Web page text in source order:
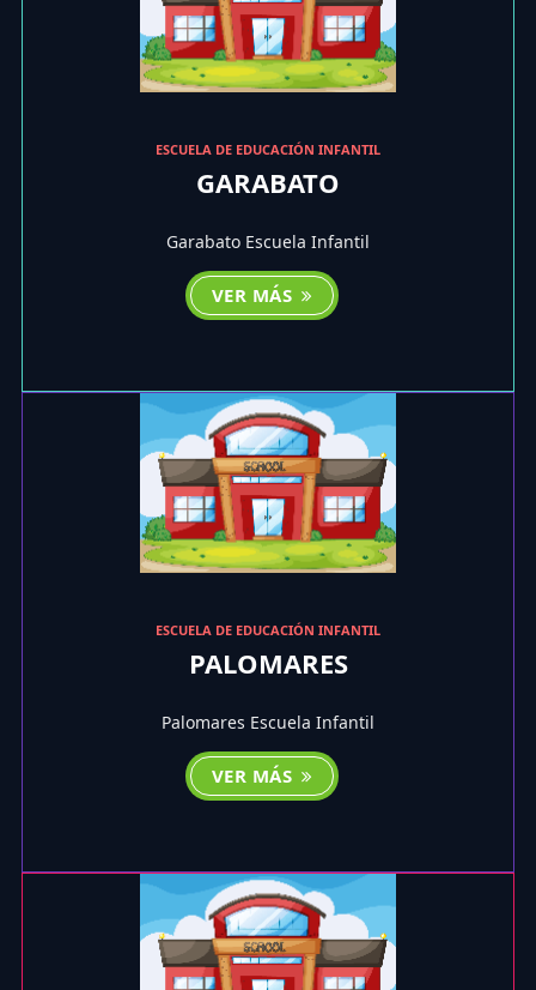
ESCUELA DE EDUCACIÓN INFANTIL
GARABATO
Garabato Escuela Infantil
VER MÁS
ESCUELA DE EDUCACIÓN INFANTIL
PALOMARES
Palomares Escuela Infantil
VER MÁS